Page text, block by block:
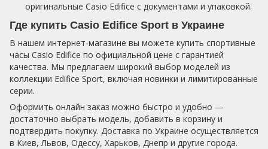
оригинальные Casio Edifice с документами и упаковкой.
Где купить Casio Edifice Sport в Украине
В нашем интернет-магазине вы можете купить спортивные
часы Casio Edifice по официальной цене с гарантией
качества. Мы предлагаем широкий выбор моделей из
коллекции Edifice Sport, включая новинки и лимитированные
серии.
Оформить онлайн заказ можно быстро и удобно —
достаточно выбрать модель, добавить в корзину и
подтвердить покупку. Доставка по Украине осуществляется
в Киев, Львов, Одессу, Харьков, Днепр и другие города.